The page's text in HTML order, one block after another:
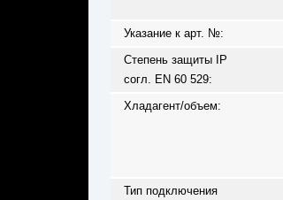
Указание к арт. №:
Степень защиты IP
согл. EN 60 529:
Хладагент/объем:
Тип подключения